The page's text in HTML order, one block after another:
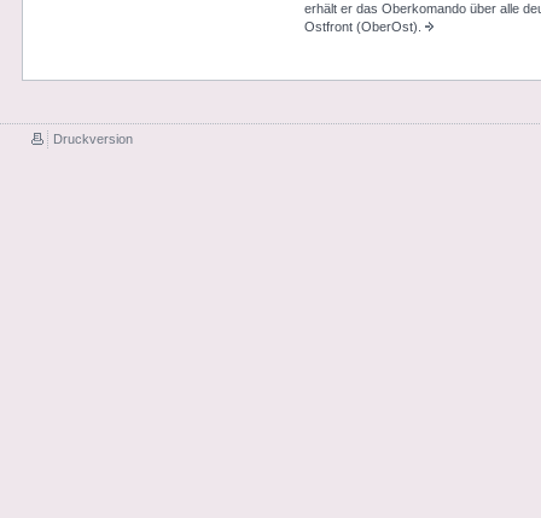
erhält er das Oberkomando über alle
Ostfront (OberOst).
Druckversion